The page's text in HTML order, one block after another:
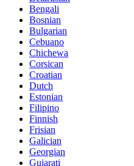
Bengali
Bosnian
Bulgarian
Cebuano
Chichewa
Corsican
Croatian
Dutch
Estonian
Filipino
Finnish
Frisian
Galician
Georgian
Gujarati